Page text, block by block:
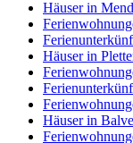
Häuser in
Häuser in
Häuser in Balve